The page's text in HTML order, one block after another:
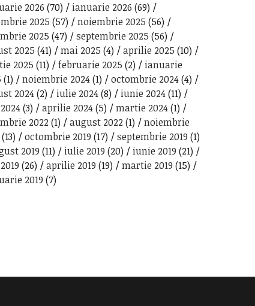
2026 (70) ianuarie 2026 (69)
2025 (57) noiembrie 2025 (56)
2025 (47) septembrie 2025 (56)
2025 (41) mai 2025 (4) aprilie 2025 (10)
2025 (11) februarie 2025 (2)
ianuarie
(1) noiembrie 2024(1) octombrie 2024(4)
2024(2) iulie 2024(8) iunie 2024(11)
(3) aprilie 2024(5) martie 2024(1)
2022(1) august 2022(1)
noiembrie
(13) octombrie 2019 (17) septembrie 2019 (1)
2019 (11) iulie 2019 (20) iunie 2019 (21)
(26) aprilie 2019 (19) martie 2019 (15)
2019 (7)